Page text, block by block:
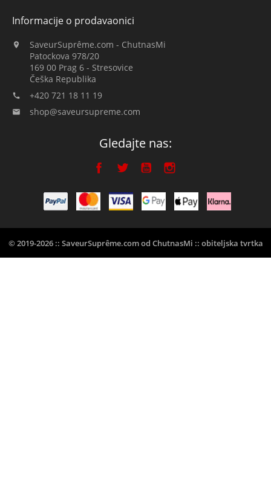
Informacije o prodavaonici

SaveurSuprême.com - ChutnasMi
Patockova 978/20
169 00 Prag 6 - Stresovice
Češka Republika
 +420 721 18 11 19
 shop@saveursupreme.com
Gledajte nas:
© 2019-2026 :: SaveurSuprême.com od ChutnasMi :: obiteljska tvrtka